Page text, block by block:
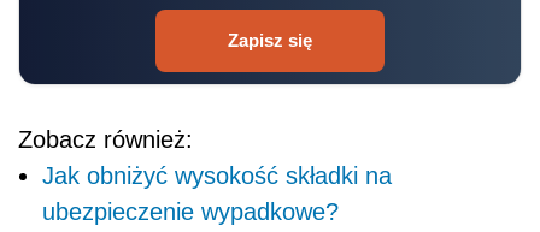
Zapisz się
Zobacz również:
Jak obniżyć wysokość składki na
ubezpieczenie wypadkowe?